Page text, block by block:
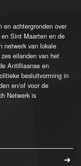
en achtergronden over
Sint Maarten en de
netwerk van lokale
eilanden van het
Antilliaanse en
besluitvorming in
en/of voor de
Netwerk is